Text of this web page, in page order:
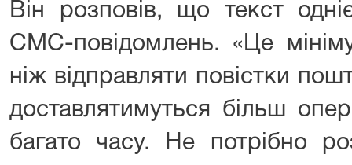
Він розповів, що текст
СМС-повідомлень. «Це
ніж відправляти повістки
доставлятимуться більш
багато часу. Не потрібно